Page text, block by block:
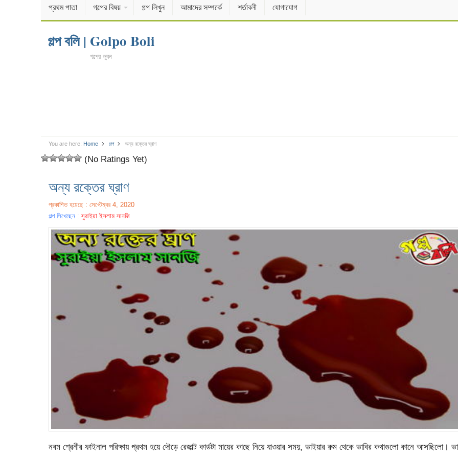
প্রথম পাতা গল্পের বিষয় গল্প লিখুন আমাদের সম্পর্কে শর্তাবলী যোগাযোগ
গল্প বলি | Golpo Boli
গল্পের ভুবন
You are here: Home গল্প অন্য রক্তের ঘ্রাণ
(No Ratings Yet)
অন্য রক্তের ঘ্রাণ
প্রকাশিত হয়েছে : সেপ্টেম্বর 4, 2020
গল্প লিখেছেন : সুরাইয়া ইসলাম সানজি
নবম শ্রেনীর ফাইনাল পরিক্ষায় প্রথম হয়ে দৌড়ে রেজাল্ট কার্ডটা মায়ের কাছে নিয়ে যাওয়ার সময়, ভাইয়ার রুম থেকে ভাবির কথাগুলো কানে আসছিলো।